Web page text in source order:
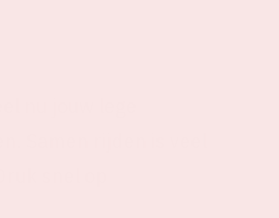
nu jouw lege
Samen rijden is veel
snel op